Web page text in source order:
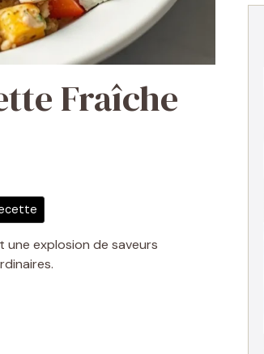
Fraîche
une explosion de saveurs